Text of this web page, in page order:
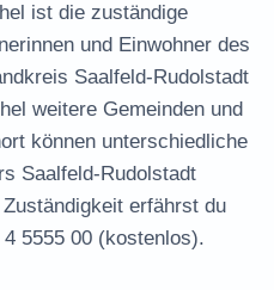
ist die zuständige
und Einwohner des
Saalfeld-Rudolstadt
weitere Gemeinden und
können unterschiedliche
Saalfeld-Rudolstadt
erfährst du
4 5555 00 (kostenlos).